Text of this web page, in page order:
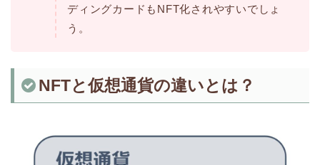
ディングカードもNFT化されやすいでしょ
う。
NFTと仮想通貨の違いとは？